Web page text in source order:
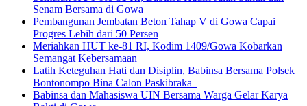
Senam Bersama di Gowa
Pembangunan Jembatan Beton Tahap V di Gowa Capai
Progres Lebih dari 50 Persen
Meriahkan HUT ke-81 RI, Kodim 1409/Gowa Kobarkan
Semangat Kebersamaan
Latih Keteguhan Hati dan Disiplin, Babinsa Bersama Polsek
Bontonompo Bina Calon Paskibraka
Babinsa dan Mahasiswa UIN Bersama Warga Gelar Karya